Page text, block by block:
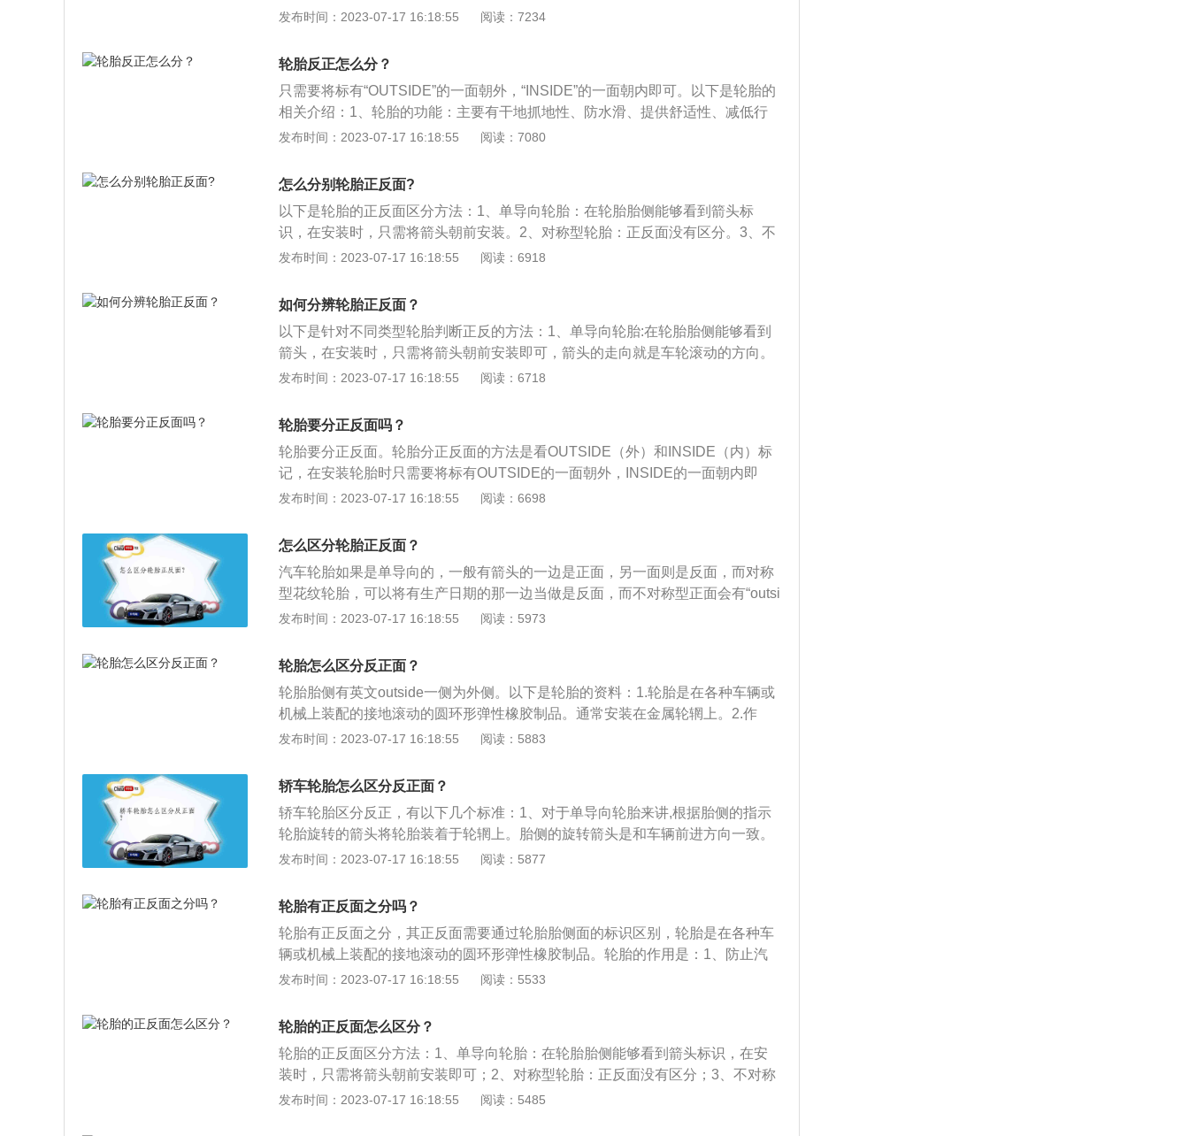
建议把带有生产日期的安装在外侧。只是要顺着箭头的走向安装，箭头的走向就
地力也会变差，两边的阻力也不一样，最终导致的就是刹车效果变差。另外，在
一些雨雪天气下行车，轮胎和地面之间会介入了水分子，形成所谓的水膜，会让
轮胎和地面之间的摩擦系数变小，很容易出事故，这时候需要及时把这些水甩出
去，花纹起到了对应的水槽作用，能及时疏导这些水分，让轮胎和地面摩擦力保
持相对合理。
发布时间：2023-07-17 16:18:55 阅读：7234
轮胎反正怎么分？
只需要将标有“OUTSIDE”的一面朝外，“INSIDE”的一面朝内即可。以下是轮胎的
相关介绍：1、轮胎的功能：主要有干地抓地性、防水滑、提供舒适性、减低行
驶噪音、抗冲击、湿地抓地性、承载性、操控能力、平均磨耗、里程数。2、轮
都有各自的功能。胎面主要与地面接触，胎肩和胎边起支撑作用，胎圈与轮圈接
触起到密封作用。3、轮胎内部组成：轮胎内部由多层不同材质叠加起来组成，
胎面花纹、覆盖层、钢丝带束层、应力吸收橡胶条、胎体帘子布层、气密层。
发布时间：2023-07-17 16:18:55 阅读：7080
怎么分别轮胎正反面?
以下是轮胎的正反面区分方法：1、单导向轮胎：在轮胎胎侧能够看到箭头标
识，在安装时，只需将箭头朝前安装。2、对称型轮胎：正反面没有区分。3、不
对称轮胎：在轮胎一侧会刻印outside的字样，在安装时将outside的字样朝外安
称的轮胎而言，不对称的花纹有特定的方向和排列顺序。这类型的轮胎如果内外
装反，平时低速行驶有可能不太容易发觉，但是速度一旦过快，急刹车、紧急避
让或者积水路段就会出现轮胎抓地力不平衡的情况。2、单导向型轮胎：这类轮
胎花纹有确切的旋转方向，如果你把它反过来，就变成逆向。这类轮胎有极好的
排水性，较低的胎噪和极好的操控性能，相对来说还很省油。一旦装反，就会与
会导致方向盘抖动。3、前后装反：尤其是后轮驱动的豪华车，往往两个前轮的
轮胎宽度和后面两个轮胎的宽度不一样，就不能进行前后调换。装反后转向会有
影响，动力也会有影响，甚至油门踩得重一点，整个车子都会扭起来。
发布时间：2023-07-17 16:18:55 阅读：6918
如何分辨轮胎正反面？
以下是针对不同类型轮胎判断正反的方法：1、单导向轮胎:在轮胎胎侧能够看到
箭头，在安装时，只需将箭头朝前安装即可，箭头的走向就是车轮滚动的方向。
但是建议把带有生产日期的安装在外侧。2、对称型轮胎:正反没有区分。以单条
分，但是最好把有生产日期的一边放在外边。3、不对称轮胎(非对称):以单条轮胎
中心为准，其左右两侧花纹不对称，在轮胎一侧会刻印“outside”的字样，在安装
时将“outside”的字样朝外安装即可。
发布时间：2023-07-17 16:18:55 阅读：6718
轮胎要分正反面吗？
轮胎要分正反面。轮胎分正反面的方法是看OUTSIDE（外）和INSIDE（内）标
记，在安装轮胎时只需要将标有OUTSIDE的一面朝外，INSIDE的一面朝内即
可。以下关于汽车轮胎作用介绍：1、支持车辆的全部重量，承受汽车的负荷，
有良好的附着性，以提高汽车的动力性、制动性和通过性；与汽车悬架共同缓和
汽车行驶时所受到的冲击，并衰减由此而产生的振动。3、防止汽车零部件受到
剧烈震动和早期损坏，适应车辆的高速性能并降低行驶时的噪音，保证行驶的安
全性、操纵稳定性、舒适性和节能经济性。
发布时间：2023-07-17 16:18:55 阅读：6698
怎么区分轮胎正反面？
汽车轮胎如果是单导向的，一般有箭头的一边是正面，另一面则是反面，而对称
型花纹轮胎，可以将有生产日期的那一边当做是反面，而不对称型正面会有“outsi
de”的英文。以下是汽车轮胎的扩充资料：1.汽车轮胎安装的时候都是分正反的，
会出现在驾驶过程中噪音过大等问题，所以在安装之前一定要仔细辨别。2.汽车
轮胎可以分为三个类别，单导向轮胎、对称型轮胎和不对称轮胎，单导向轮胎比
较好辨认，在其胎侧有一个箭头的标志，安装的时候只要将箭头向着前面就可以
了，然后有生产日期的就是反面，放在里面即可。
发布时间：2023-07-17 16:18:55 阅读：5973
轮胎怎么区分反正面？
轮胎胎侧有英文outside一侧为外侧。以下是轮胎的资料：1.轮胎是在各种车辆或
机械上装配的接地滚动的圆环形弹性橡胶制品。通常安装在金属轮辋上。2.作
用：能支承车身，缓冲外界冲击，实现与路面的接触并保证车辆的行驶性能。3.
于轿车的充气轮胎，载货汽车轮胎主要用于载货汽车、客车及挂车上的充气轮
胎。汽车轮胎按胎体结构可分为充气轮胎和实心轮胎。
发布时间：2023-07-17 16:18:55 阅读：5883
轿车轮胎怎么区分反正面？
轿车轮胎区分反正，有以下几个标准：1、对于单导向轮胎来讲,根据胎侧的指示
轮胎旋转的箭头将轮胎装着于轮辋上。胎侧的旋转箭头是和车辆前进方向一致。
2、对于不对称花纹的轮胎,在轮胎安装于轮辋时需要注意将轮胎胎侧有英文outsid
及有胎壁保护一侧朝外安装。以下是轿车轮胎装反的影响：1.不对称花纹的轮
胎，轮胎的花纹对降噪、操纵稳定、磨耗以及抗湿滑性能都有一定的影响。2.轮
胎内外装反，在车速快的情况下，例如高速急刹车、紧急避让或是通过积水路
段，会出现轮胎抓地力不平衡。
发布时间：2023-07-17 16:18:55 阅读：5877
轮胎有正反面之分吗？
轮胎有正反面之分，其正反面需要通过轮胎胎侧面的标识区别，轮胎是在各种车
辆或机械上装配的接地滚动的圆环形弹性橡胶制品。轮胎的作用是：1、防止汽
车零部件受到剧烈震动和早期损坏，适应车辆的高速性能并降低行驶时的噪音；
使用的注意事项是：1、注意轮胎花纹磨损的程度；2、避免轮胎胎压过高或过
低；3、清除胎纹内杂物，避免刺破胎体，导致轮胎漏气或爆胎；4、定期轮胎换
位，防止偏磨损。
发布时间：2023-07-17 16:18:55 阅读：5533
轮胎的正反面怎么区分？
轮胎的正反面区分方法：1、单导向轮胎：在轮胎胎侧能够看到箭头标识，在安
装时，只需将箭头朝前安装即可；2、对称型轮胎：正反面没有区分；3、不对称
轮胎：在轮胎一侧会刻印outside的字样，在安装时将outside的字样朝外安装即
发布时间：2023-07-17 16:18:55 阅读：5485